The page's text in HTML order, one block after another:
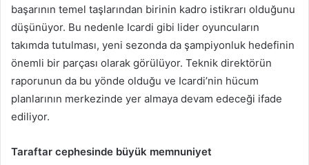
başarının temel taşlarından birinin kadro istikrarı olduğunu
düşünüyor. Bu nedenle Icardi gibi lider oyuncuların
takımda tutulması, yeni sezonda da şampiyonluk hedefinin
önemli bir parçası olarak görülüyor. Teknik direktörün
raporunun da bu yönde olduğu ve Icardi’nin hücum
planlarının merkezinde yer almaya devam edeceği ifade
ediliyor.
Taraftar cephesinde büyük memnuniyet